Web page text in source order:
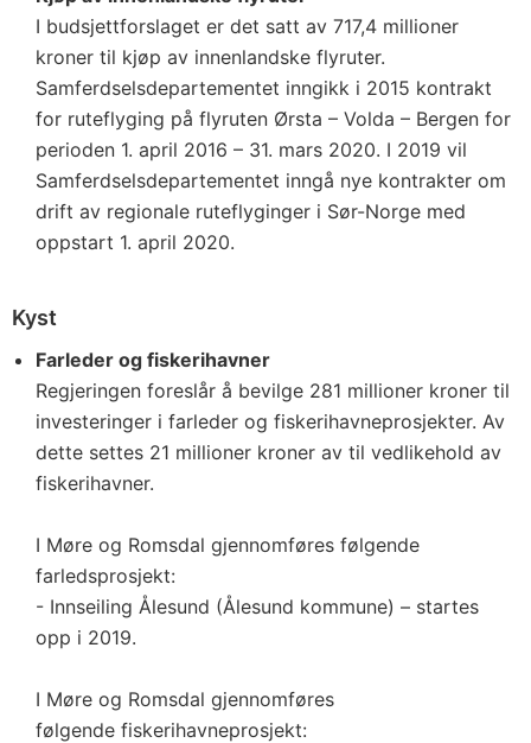
I budsjettforslaget er det satt av 717,4 millioner
kroner til kjøp av innenlandske flyruter.
Samferdselsdepartementet inngikk i 2015 kontrakt
for ruteflyging på flyruten Ørsta – Volda – Bergen for
perioden 1. april 2016 – 31. mars 2020. I 2019 vil
Samferdselsdepartementet inngå nye kontrakter om
drift av regionale ruteflyginger i Sør-Norge med
oppstart 1. april 2020.
Kyst
Farleder og fiskerihavner
Regjeringen foreslår å bevilge 281 millioner kroner til
investeringer i farleder og fiskerihavneprosjekter. Av
dette settes 21 millioner kroner av til vedlikehold av
fiskerihavner.
I Møre og Romsdal gjennomføres følgende
farledsprosjekt:
- Innseiling Ålesund (Ålesund kommune) – startes
opp i 2019.
I Møre og Romsdal gjennomføres
følgende fiskerihavneprosjekt: